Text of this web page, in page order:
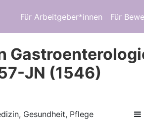
Für Arbeitgeber*innen Für
JN (1546)
Gesundheit, Pflege